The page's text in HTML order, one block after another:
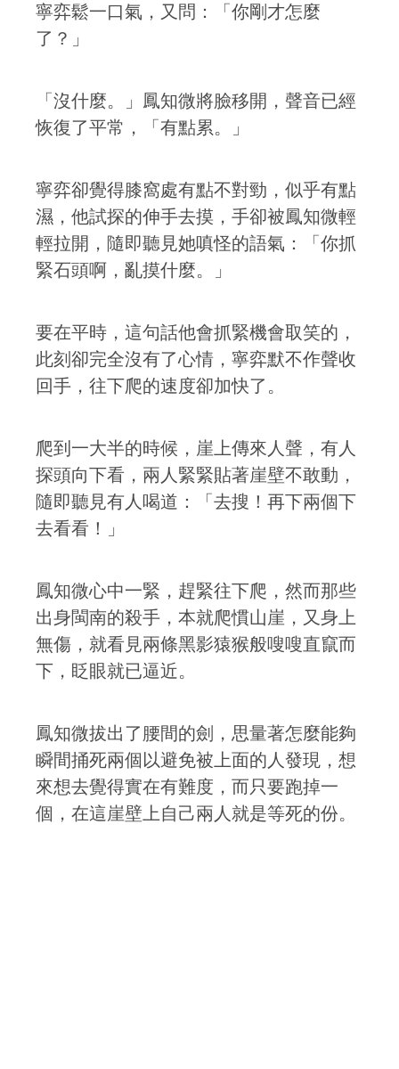
寧弈鬆一口氣，又問：「你剛才怎麼
了？」
「沒什麼。」鳳知微將臉移開，聲音已經
恢復了平常，「有點累。」
寧弈卻覺得膝窩處有點不對勁，似乎有點
濕，他試探的伸手去摸，手卻被鳳知微輕
輕拉開，隨即聽見她嗔怪的語氣：「你抓
緊石頭啊，亂摸什麼。」
要在平時，這句話他會抓緊機會取笑的，
此刻卻完全沒有了心情，寧弈默不作聲收
回手，往下爬的速度卻加快了。
爬到一大半的時候，崖上傳來人聲，有人
探頭向下看，兩人緊緊貼著崖壁不敢動，
隨即聽見有人喝道：「去搜！再下兩個下
去看看！」
鳳知微心中一緊，趕緊往下爬，然而那些
出身閩南的殺手，本就爬慣山崖，又身上
無傷，就看見兩條黑影猿猴般嗖嗖直竄而
下，眨眼就已逼近。
鳳知微拔出了腰間的劍，思量著怎麼能夠
瞬間捅死兩個以避免被上面的人發現，想
來想去覺得實在有難度，而只要跑掉一
個，在這崖壁上自己兩人就是等死的份。